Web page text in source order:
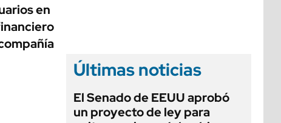
en
Últimas noticias
El Senado de EEUU aprobó
un proyecto de ley para